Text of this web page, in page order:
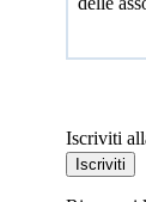
Iscriviti